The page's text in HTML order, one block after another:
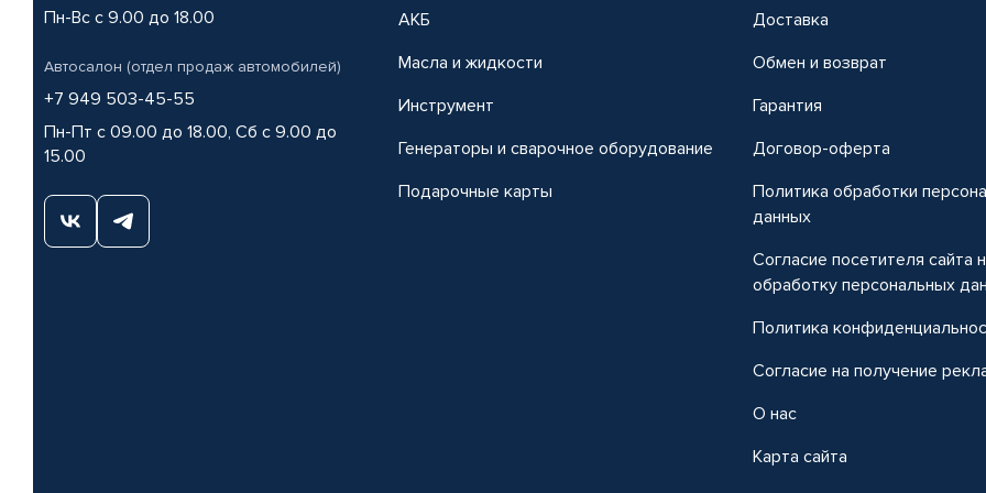
Пн-Вс с 9.00 до 18.00
Автосалон (отдел продаж автомобилей)
+7 949 503-45-55
Пн-Пт с 09.00 до 18.00, Сб с 9.00 до
15.00
АКБ
Масла и жидкости
Инструмент
Генераторы и сварочное оборудование
Подарочные карты
Доставка
Обмен и возврат
Гарантия
Договор-оферта
Политика обработки
данных
Согласие посетителя сайта
обработку персональных
Политика
Согласие на получение
О нас
Карта сайта